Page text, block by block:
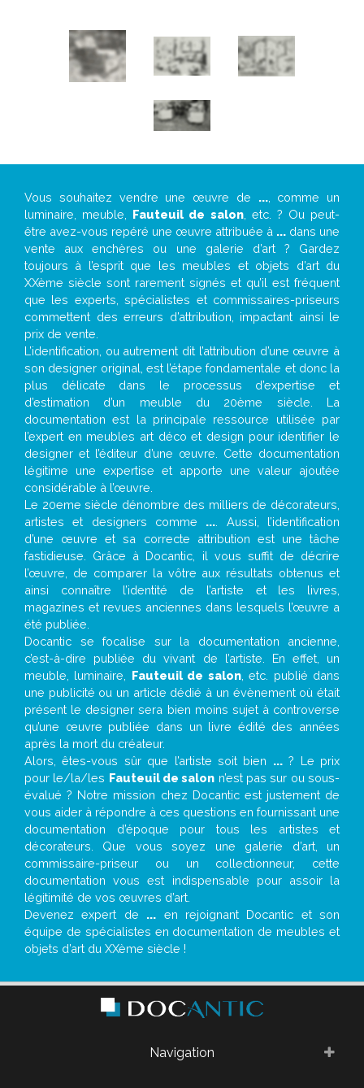
Vous souhaitez vendre une œuvre de ..., comme un
luminaire, meuble, Fauteuil de salon, etc. ? Ou peut-
être avez-vous repéré une œuvre attribuée à ... dans une
vente aux enchères ou une galerie d’art ? Gardez
toujours à l’esprit que les meubles et objets d’art du
XXème siècle sont rarement signés et qu’il est fréquent
que les experts, spécialistes et commissaires-priseurs
commettent des erreurs d’attribution, impactant ainsi le
prix de vente.
L’identification, ou autrement dit l’attribution d’une œuvre à
son designer original, est l’étape fondamentale et donc la
plus délicate dans le processus d’expertise et
d’estimation d’un meuble du 20ème siècle. La
documentation est la principale ressource utilisée par
l’expert en meubles art déco et design pour identifier le
designer et l’éditeur d’une œuvre. Cette documentation
légitime une expertise et apporte une valeur ajoutée
considérable à l’œuvre.
Le 20eme siècle dénombre des milliers de décorateurs,
artistes et designers comme ... . Aussi, l’identification
d’une œuvre et sa correcte attribution est une tâche
fastidieuse. Grâce à Docantic, il vous suffit de décrire
l’œuvre, de comparer la vôtre aux résultats obtenus et
ainsi connaître l’identité de l’artiste et les livres,
magazines et revues anciennes dans lesquels l’œuvre a
été publiée.
Docantic se focalise sur la documentation ancienne,
c’est-à-dire publiée du vivant de l’artiste. En effet, un
meuble, luminaire, Fauteuil de salon, etc. publié dans
une publicité ou un article dédié à un évènement où était
présent le designer sera bien moins sujet à controverse
qu’une œuvre publiée dans un livre édité des années
après la mort du créateur.
Alors, êtes-vous sûr que l’artiste soit bien ...? Le prix
pour le/la/les Fauteuil de salon n’est pas sur ou sous-
évalué ? Notre mission chez Docantic est justement de
vous aider à répondre à ces questions en fournissant une
documentation d’époque pour tous les artistes et
décorateurs. Que vous soyez une galerie d’art, un
commissaire-priseur ou un collectionneur, cette
documentation vous est indispensable pour assoir la
légitimité de vos œuvres d’art.
Devenez expert de ... en rejoignant Docantic et son
équipe de spécialistes en documentation de meubles et
objets d’art du XXème siècle !
Navigation